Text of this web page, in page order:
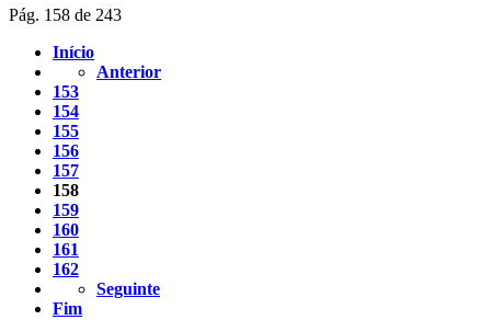
Pág. 158 de 243
Início
Anterior
153
154
155
156
157
158
159
160
161
162
Seguinte
Fim